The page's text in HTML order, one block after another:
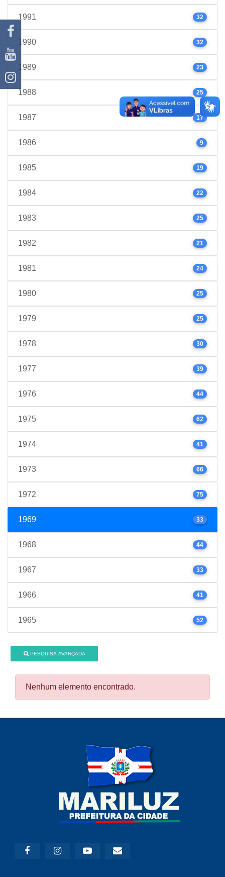
1991 32
1990 32
1989 23
1988 25
1987 17
1986 9
1985 19
1984 22
1983 25
1982 21
1981 24
1980 25
1979 25
1978 30
1977 39
1976 44
1975 62
1974 41
1973 66
1972 75
1969 33
1968 44
1967 33
1966 41
1965 52
PESQUISA AVANÇADA
Nenhum elemento encontrado.